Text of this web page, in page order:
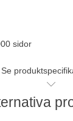
sidor
Se